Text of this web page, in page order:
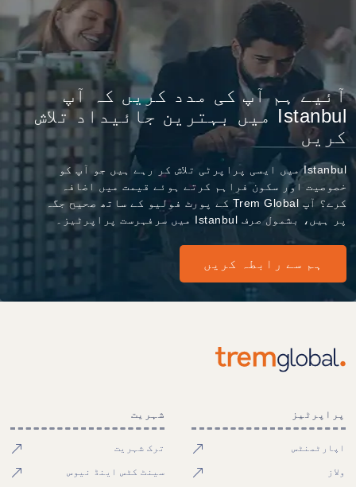
آئیے ہم آپ کی مدد کریں کہ آپ
Istanbul میں بہترین جائیداد تلاش
کریں
Istanbul میں ایسی پراپرٹی تلاش کر رہے ہیں جو آپ کو
خصوصیت اور سکون فراہم کرتے ہوئے قیمت میں اضافہ
کرے؟ آپ Trem Global کے پورٹ فولیو کے ساتھ صحیح جگہ
پر ہیں، بشمول صرف Istanbul میں سرفہرست پراپرٹیز۔
ہم سے رابطہ کریں
پراپرٹیز
اپارٹمنٹس
ولاز
شہریت
ترک شہریت
سینٹ کٹس اینڈ نیوس